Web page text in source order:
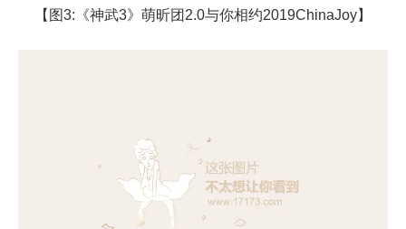
【图3:《神武3》萌昕团2.0与你相约2019ChinaJoy】